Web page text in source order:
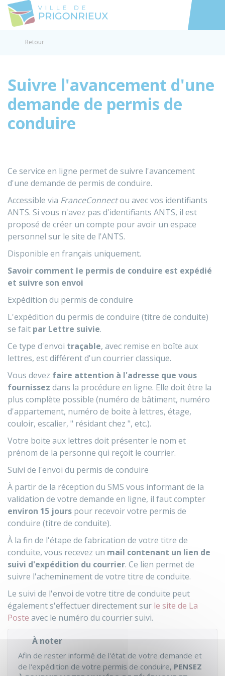
Accéder
Retour
Suivre l'avancement d'une
demande de permis de
conduire
Ce service en ligne permet de suivre l'avancement
d'une demande de permis de conduire.
Accessible via FranceConnectou avec vos identifiants
ANTS. Si vous n'avez pas d'identifiants ANTS, il est
proposé de créer un compte pour avoir un espace
personnel sur le site de l'ANTS.
Disponible en français uniquement.
Savoir comment le permis de conduire est expédié
et suivre son envoi
Expédition du permis de conduire
L'expédition du permis de conduire (titre de conduite)
se fait par Lettre suivie.
Ce type d'envoi traçable, avec remise en boîte aux
lettres, est différent d'un courrier classique.
Vous devez faire attention à l'adresse que vous
fournissez dans la procédure en ligne. Elle doit être la
plus complète possible (numéro de bâtiment, numéro
d'appartement, numéro de boite à lettres, étage,
couloir, escalier, " résidant chez ", etc.).
Votre boite aux lettres doit présenter le nom et
prénom de la personne qui reçoit le courrier.
Suivi de l'envoi du permis de conduire
À partir de la réception du SMS vous informant de la
validation de votre demande en ligne, il faut compter
environ 15 jours pour recevoir votre permis de
conduire (titre de conduite).
À la fin de l'étape de fabrication de votre titre de
conduite, vous recevez un mail contenant un lien de
suivi d'expédition du courrier. Ce lien permet de
suivre l'acheminement de votre titre de conduite.
Le suivi de l'envoi de votre titre de conduite peut
également s'effectuer directement sur le site de La
Poste avec le numéro du courrier suivi.
À noter
Afin de rester informé de l'état de votre demande et
de l'expédition de votre permis de conduire, PENSEZ